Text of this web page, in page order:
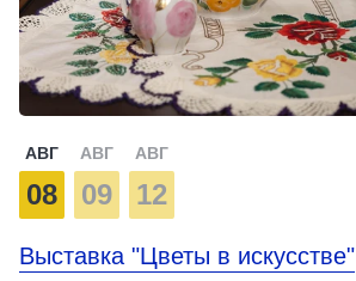
АВГ
08
АВГ
09
АВГ
12
Выставка "Цветы в искусстве"